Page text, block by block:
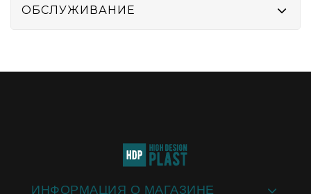
ОБСЛУЖИВАНИЕ
ИНФОРМАЦИЯ О МАГАЗИНЕ